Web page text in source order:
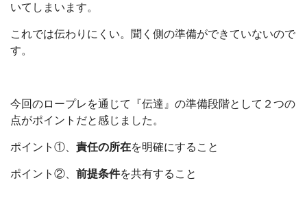
いてしまいます。
これでは伝わりにくい。聞く側の準備ができていないので
す。
今回のロープレを通じて『伝達』の準備段階として２つの
点がポイントだと感じました。
ポイント①、 責任の所在を明確にすること
ポイント②、 前提条件を共有すること